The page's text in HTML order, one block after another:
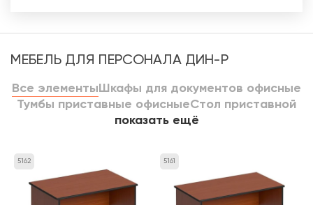
МЕБЕЛЬ ДЛЯ ПЕРСОНАЛА ДИН-Р
Все элементы Шкафы для документов офисные
Тумбы приставные офисныеСтол приставной
показать ещё
5162 5161